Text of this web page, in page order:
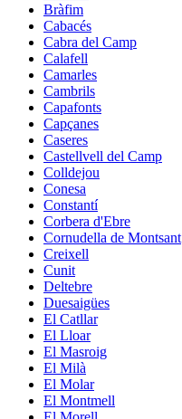
Bràfim
Cabacés
Cabra del Camp
Calafell
Camarles
Cambrils
Capafonts
Capçanes
Caseres
Castellvell del Camp
Colldejou
Conesa
Constantí
Corbera d'Ebre
Cornudella de Montsant
Creixell
Cunit
Deltebre
Duesaigües
El Catllar
El Lloar
El Masroig
El Milà
El Molar
El Montmell